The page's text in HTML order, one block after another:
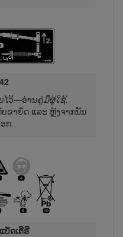
ໄວ້—ອ່ານຄູ່ມືຜູ້​ໃຊ້.
ຂາຍຶດ ແລະ ຫຼັງຈາກນັ້ນ
ກ.
ບັດເຕີຣີ